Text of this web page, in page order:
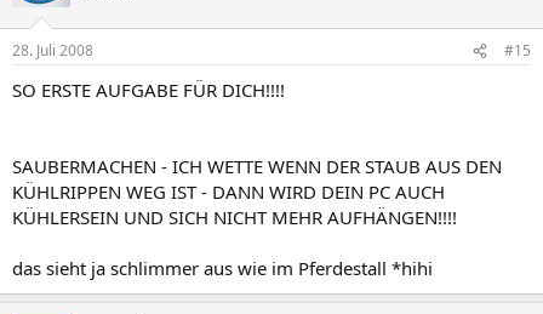
28. Juli 2008 #15
SO ERSTE AUFGABE FÜR DICH!!!!
SAUBERMACHEN - ICH WETTE WENN DER STAUB AUS DEN
KÜHLRIPPEN WEG IST - DANN WIRD DEIN PC AUCH
KÜHLERSEIN UND SICH NICHT MEHR AUFHÄNGEN!!!!
das sieht ja schlimmer aus wie im Pferdestall *hihi